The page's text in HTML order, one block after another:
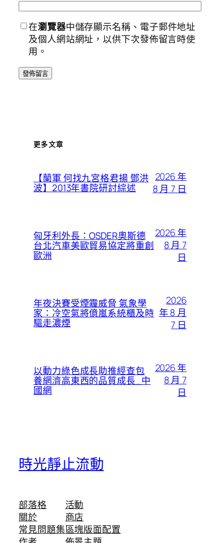
在瀏覽器中儲存顯示名稱、電子郵件地址
及個人網站網址，以供下次發佈留言時使
用。
更多文章
【蘭軍 何找九宮格君揚 鄧洪
波】2013年書院研討綜述
2026 年
8 月 7 日
匈牙利外長：OSDER奧斯德
台北汽車美歐貿易協定將重創
歐洲
2026 年
8 月 7
日
年夜決賽受煙霾威脅 氣象學
家：冷空氣將億嵐系統櫃及時
驅走濃煙
2026
年 8 月
7 日
以動力綠色成長助推經查包
養網濟高東西的品質成長_中
國網
2026 年
8 月 7
日
時光靜止流動
部落格
關於
常見問題集
活動
商店
區塊版面配置